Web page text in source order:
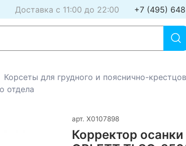
Доставка с 11:00 до 22:00 +7 (495)
Корсеты для грудного и пояснично-
отдела
арт. Х0107898
Корректор